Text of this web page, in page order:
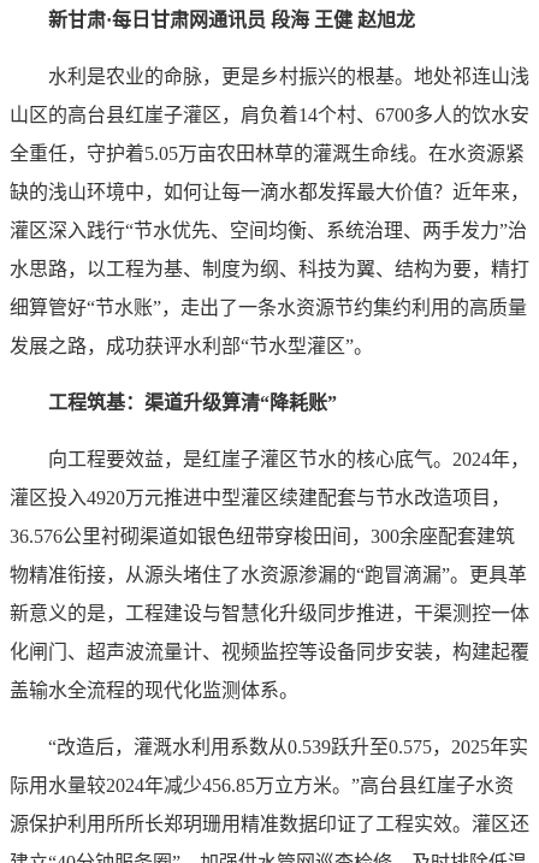
新甘肃·每日甘肃网通讯员 段海 王健 赵旭龙
水利是农业的命脉，更是乡村振兴的根基。地处祁连山浅
山区的高台县红崖子灌区，肩负着14个村、6700多人的饮水安
全重任，守护着5.05万亩农田林草的灌溉生命线。在水资源紧
缺的浅山环境中，如何让每一滴水都发挥最大价值？近年来，
灌区深入践行“节水优先、空间均衡、系统治理、两手发力”治
水思路，以工程为基、制度为纲、科技为翼、结构为要，精打
细算管好“节水账”，走出了一条水资源节约集约利用的高质量
发展之路，成功获评水利部“节水型灌区”。
工程筑基：渠道升级算清“降耗账”
向工程要效益，是红崖子灌区节水的核心底气。2024年，
灌区投入4920万元推进中型灌区续建配套与节水改造项目，
36.576公里衬砌渠道如银色纽带穿梭田间，300余座配套建筑
物精准衔接，从源头堵住了水资源渗漏的“跑冒滴漏”。更具革
新意义的是，工程建设与智慧化升级同步推进，干渠测控一体
化闸门、超声波流量计、视频监控等设备同步安装，构建起覆
盖输水全流程的现代化监测体系。
“改造后，灌溉水利用系数从0.539跃升至0.575，2025年实
际用水量较2024年减少456.85万立方米。”高台县红崖子水资
源保护利用所所长郑玥珊用精准数据印证了工程实效。灌区还